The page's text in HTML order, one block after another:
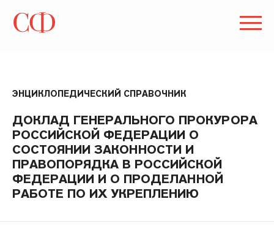
ЭНЦИКЛОПЕДИЧЕСКИЙ СПРАВОЧНИК
ДОКЛАД ГЕНЕРАЛЬНОГО ПРОКУРОРА
РОССИЙСКОЙ ФЕДЕРАЦИИ О
СОСТОЯНИИ ЗАКОННОСТИ И
ПРАВОПОРЯДКА В РОССИЙСКОЙ
ФЕДЕРАЦИИ И О ПРОДЕЛАННОЙ
РАБОТЕ ПО ИХ УКРЕПЛЕНИЮ